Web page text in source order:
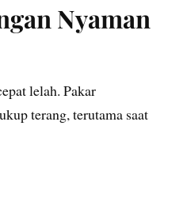
Nyaman
lelah. Pakar
terang, terutama saat